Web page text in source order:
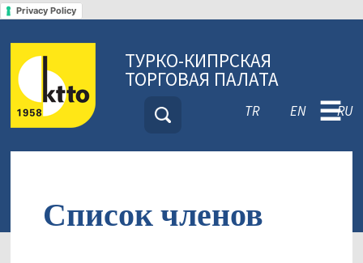
Privacy Policy
ТУРКО-КИПРСКАЯ
ТОРГОВАЯ ПАЛАТА
TR EN RU
☰
Список членов